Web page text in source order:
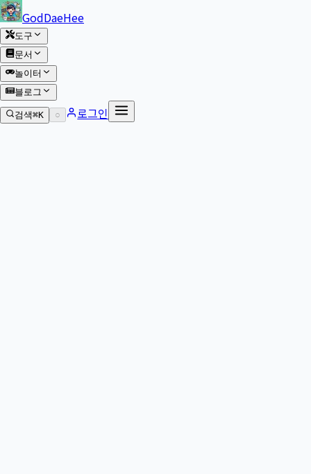
본문 바로가기
GodDaeHee
도구
문서
놀이터
블로그
검색⌘K ○
로그인